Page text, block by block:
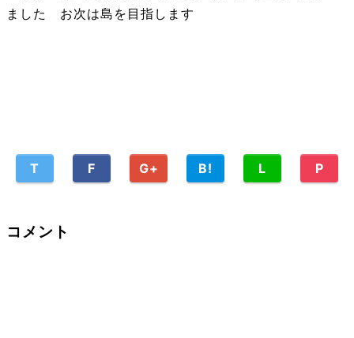
ました お次は島を目指します
T F G+ B! L P
コメント